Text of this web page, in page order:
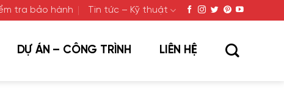
tra bảo hành Tin tức – Kỹ thuật
DỰ ÁN – CÔNG TRÌNH LIÊN HỆ